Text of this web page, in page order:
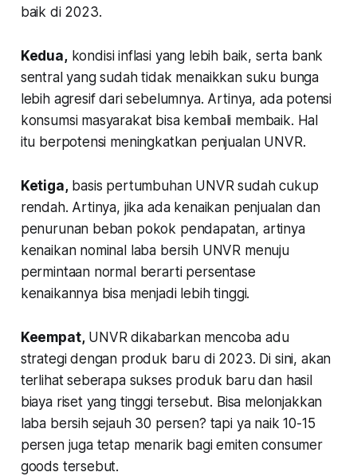
baik di 2023.
Kedua,kondisi inflasi yang lebih baik, serta bank
sentral yang sudah tidak menaikkan suku bunga
lebih agresif dari sebelumnya. Artinya, ada potensi
konsumsi masyarakat bisa kembali membaik. Hal
itu berpotensi meningkatkan penjualan UNVR.
Ketiga,basis pertumbuhan UNVR sudah cukup
rendah. Artinya, jika ada kenaikan penjualan dan
penurunan beban pokok pendapatan, artinya
kenaikan nominal laba bersih UNVR menuju
permintaan normal berarti persentase
kenaikannya bisa menjadi lebih tinggi.
Keempat,UNVR dikabarkan mencoba adu
strategi dengan produk baru di 2023. Di sini, akan
terlihat seberapa sukses produk baru dan hasil
biaya riset yang tinggi tersebut. Bisa melonjakkan
laba bersih sejauh 30 persen? tapi ya naik 10-15
persen juga tetap menarik bagi emitenconsumer
goods tersebut.